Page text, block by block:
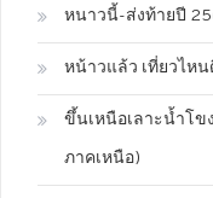
หนาวนี้-ส่งท้ายปี
หน้าวแล้ว เที่ยวไห
ขึ้นเหนือเลาะน้ำโข
ภาคเหนือ)